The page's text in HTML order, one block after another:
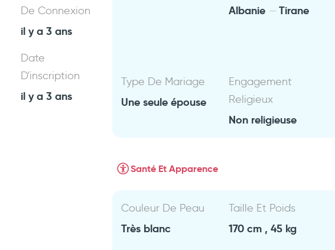
De Connexion
il y a 3 ans
Date
D'inscription
il y a 3 ans
Albanie Tirane
Type De Mariage
Une seule épouse
Engagement
Religieux
Non religieuse
Santé Et Apparence
Couleur De Peau
Très blanc
Taille Et Poids
170 cm , 45 kg